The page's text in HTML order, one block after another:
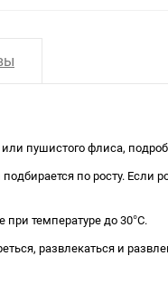
пушистого флиса,
по росту.
температуре до 30°C.
развлекаться и